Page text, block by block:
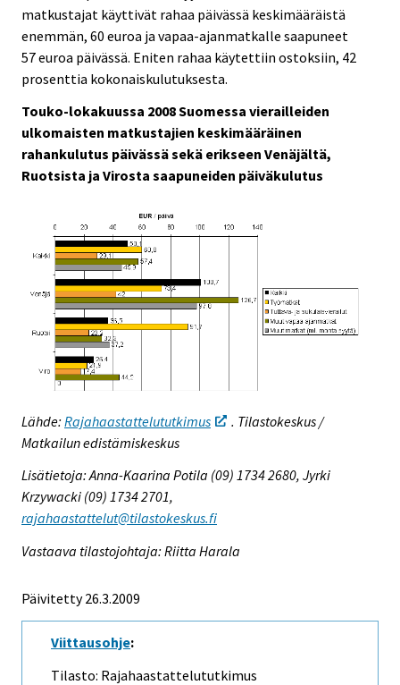
matkustajat käyttivät rahaa päivässä keskimääräistä
enemmän, 60 euroa ja vapaa-ajanmatkalle saapuneet
57 euroa päivässä. Eniten rahaa käytettiin ostoksiin, 42
prosenttia kokonaiskulutuksesta.
Touko-lokakuussa 2008 Suomessa vierailleiden
ulkomaisten matkustajien keskimääräinen
rahankulutus päivässä sekä erikseen Venäjältä,
Ruotsista ja Virosta saapuneiden päiväkulutus
Lähde: Rajahaastattelututkimus
. Tilastokeskus /
Matkailun edistämiskeskus
Lisätietoja: Anna-Kaarina Potila (09) 1734 2680, Jyrki
Krzywacki (09) 1734 2701,
rajahaastattelut@tilastokeskus.fi
Vastaava tilastojohtaja: Riitta Harala
Päivitetty26.3.2009
Viittausohje:
Tilasto: Rajahaastattelututkimus